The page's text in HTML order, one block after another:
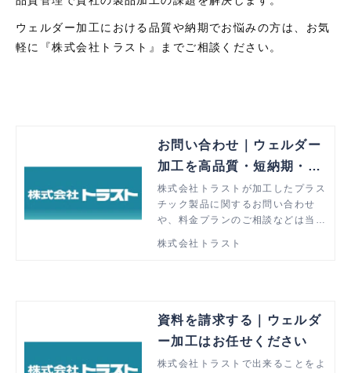
ウェルダー加工における品質や納期でお悩みの方は、お気
軽に『株式会社トラスト』までご相談ください。
お問い合わせ｜ウェルダー
加工を高品質・短納期・低
価格で解決
株式会社トラストが加工したプラス
チック製品に関するお問い合わせ
や、料金プランのご相談などは当ペ
でお悩みの方はぜひお気軽にご相談
株式会社トラスト
資料を請求する｜ウェルダ
ー加工はお任せください
株式会社トラストで出来ることをよ